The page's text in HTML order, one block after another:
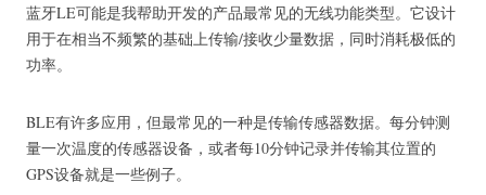
蓝牙LE可能是我帮助开发的产品最常见的无线功能类型。 它设计
用于在相当不频繁的基础上传输/接收少量数据，同时消耗极低的
功率。
BLE有许多应用，但最常见的一种是传输传感器数据。 每分钟测
量一次温度的传感器设备，或者每10分钟记录并传输其位置的
GPS设备就是一些例子。